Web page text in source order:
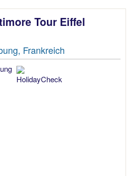
Tour Eiffel
Frankreich